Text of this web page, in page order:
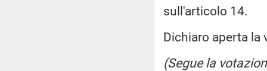
sull'articolo 14.
Dichiaro aperta la
(Segue la